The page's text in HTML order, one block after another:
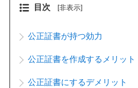
目次 [非表示]
公正証書が持つ効力
公正証書を作成するメリット
公正証書にするデメリット